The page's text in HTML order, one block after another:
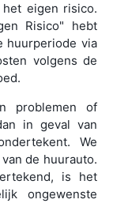
eigen risico.
Risico" hebt
huurperiode via
volgens de
problemen of
in geval van
We
de huurauto.
is het
ongewenste